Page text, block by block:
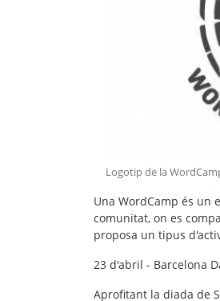
Logotip de la
Una WordCamp és un
comunitat, on es
proposa un tipus
23 d'abril - Barcelona
Aprofitant la diada de